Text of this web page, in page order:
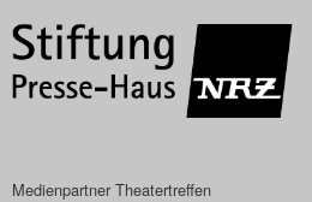
Das
2019
Das
Medienpartner Theatertreffen